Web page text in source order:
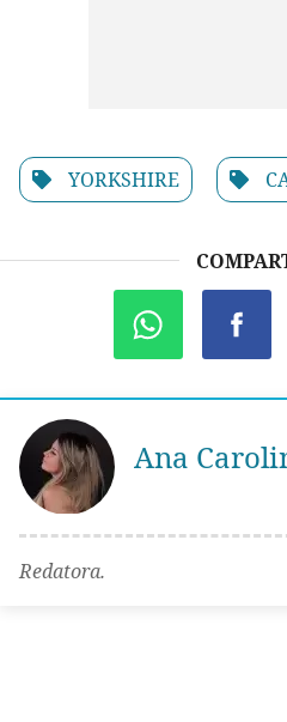
YORKSHIRE
Ana
Redatora.